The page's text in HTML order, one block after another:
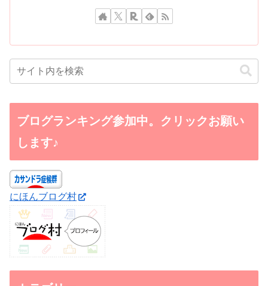
ブログランキング参加中。クリックお願い
します♪
にほんブログ村